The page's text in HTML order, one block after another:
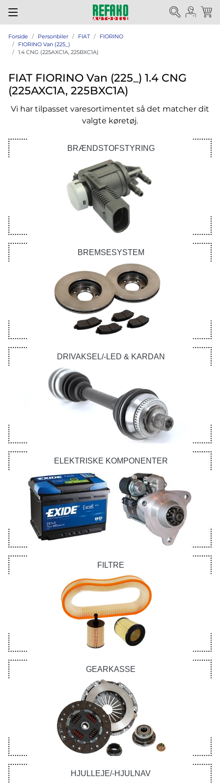
Forside Personbiler FIAT
FIORINO
FIORINO Van (225_)
1.4 CNG (225AXC1A, 225BXC1A)
FIAT FIORINO Van (225_) 1.4 CNG
(225AXC1A, 225BXC1A)
Vi har tilpasset varesortimentet så det matcher dit
valgte køretøj.
BRÆNDSTOFSTYRING
BREMSESYSTEM
DRIVAKSEL/-LED & KARDAN
ELEKTRISKE KOMPONENTER
FILTRE
GEARKASSE
HJULLEJE/-HJULNAV